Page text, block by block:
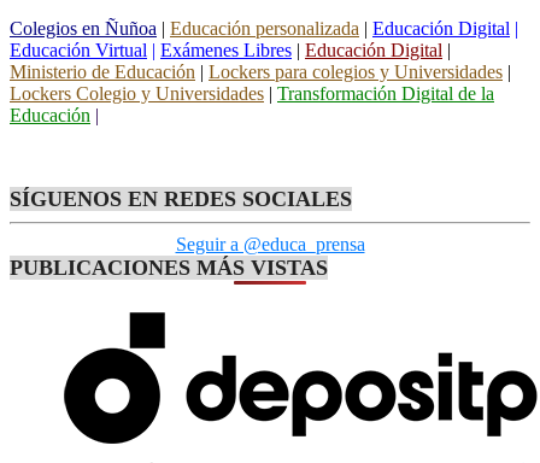
Colegios en Ñuñoa | Educación personalizada | Educación Digital |
Educación Virtual | Exámenes Libres | Educación Digital |
Ministerio de Educación | Lockers para colegios y Universidades |
Lockers Colegio y Universidades | Transformación Digital de la
Educación |
SÍGUENOS EN REDES SOCIALES
Seguir a @educa_prensa
PUBLICACIONES MÁS VISTAS